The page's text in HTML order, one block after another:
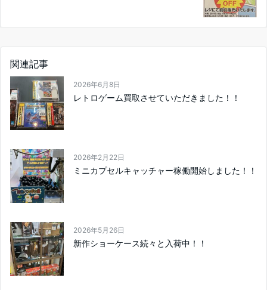
関連記事
2026年6月8日
レトロゲーム買取させていただきました！！
2026年2月22日
ミニカプセルキャッチャー稼働開始しました！！
2026年5月26日
新作ショーケース続々と入荷中！！